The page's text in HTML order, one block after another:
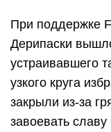
При поддержке
Дерипаски
устраивавшего
узкого круга
закрыли из-за
завоевать славу